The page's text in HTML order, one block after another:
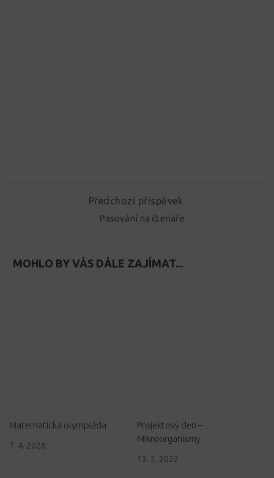
Předchozí příspěvek
Pasování na čtenáře
MOHLO BY VÁS DÁLE ZAJÍMAT...
Matematická olympiáda
7. 4. 2026
Projektový den –
Mikroorganismy
13. 2. 2022